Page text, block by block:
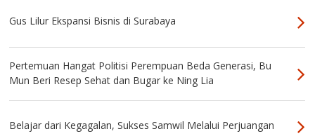
Gus Lilur Ekspansi Bisnis di Surabaya
Pertemuan Hangat Politisi Perempuan Beda Generasi, Bu
Mun Beri Resep Sehat dan Bugar ke Ning Lia
Belajar dari Kegagalan, Sukses Samwil Melalui Perjuangan